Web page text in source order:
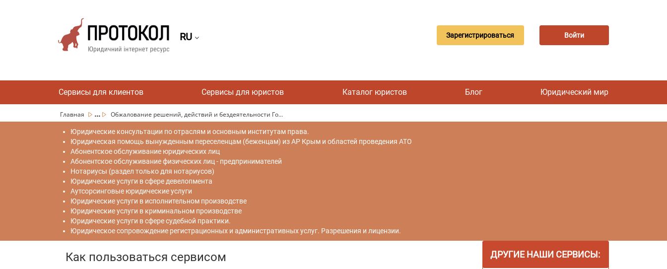
RU Зарегистрироваться Войти
Сервисы для клиентов Сервисы для юристов Каталог юристов Блог Юридический мир
Главная ... Обжалование решений, действий и бездеятельности Го...
Юридические консультации по отраслям и основным институтам права.
Юридическая помощь вынужденным переселенцам (беженцам) из АР Крым и областей проведения АТО
Абонентское обслуживание юридических лиц
Абонентское обслуживание физических лиц - предпринимателей
Нотариусы (раздел только для нотариусов)
Юридические услуги в сфере девелопмента
Аутсорсинговые юридические услуги
Юридические услуги в исполнительном производстве
Юридические услуги в криминальном производстве
Юридические услуги в сфере судебной практики.
Юридическое сопровождение регистрационных и административных услуг. Разрешения и лицензии.
Как пользоваться сервисом ДРУГИЕ НАШИ СЕРВИСЫ: